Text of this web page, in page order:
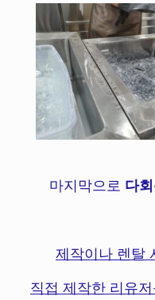
마지막으로 다
제작이나 렌탈
직접 제작한 리유